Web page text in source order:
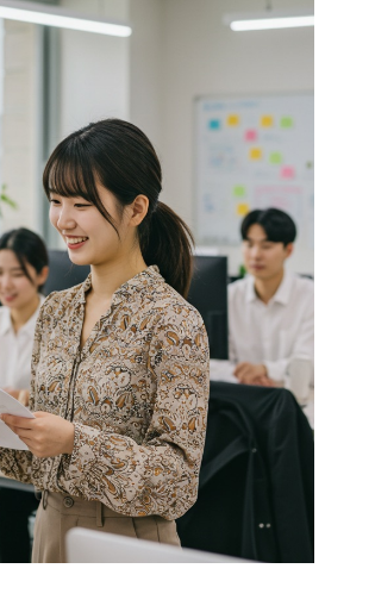
Company
회사소개
고객센터
구독 플랜
마이페이지
광고 및 제휴문의
구독자 의견
개인정보취급방침